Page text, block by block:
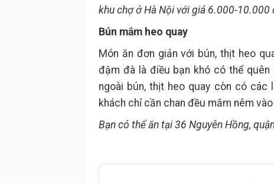
khu chợ ở Hà Nội với giá 6.000-10.000
Bún mắm heo quay
Món ăn đơn giản với bún, thịt heo
đậm đà là điều bạn khó có thể
ngoài bún, thịt heo quay còn có các
khách chỉ cần chan đều mắm nêm
Bạn có thể ăn tại 36 Nguyên Hồng,